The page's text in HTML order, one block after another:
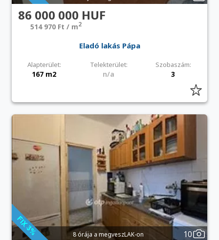
86 000 000 HUF
514 970 Ft / m2
Eladó lakás Pápa
Alapterület: Telekterület: Szobaszám:
167 m2 n/a 3
8 órája a megveszLAK-on 10